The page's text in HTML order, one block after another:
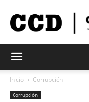
Inicio Corrupción
Corrupción